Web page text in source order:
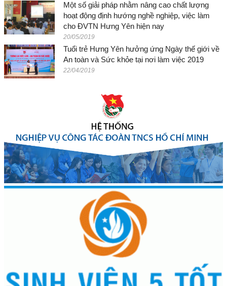
Một số giải pháp nhằm nâng cao chất lượng
hoạt động định hướng nghề nghiệp, việc làm
cho ĐVTN Hưng Yên hiện nay
20/05/2019
Tuổi trẻ Hưng Yên hưởng ứng Ngày thế giới về
An toàn và Sức khỏe tại nơi làm việc 2019
22/04/2019